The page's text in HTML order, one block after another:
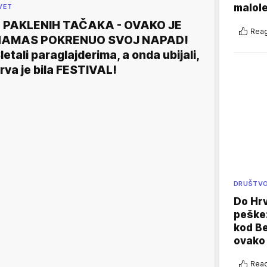
PAKLENIH TAČAKA - OVAKO JE
POKRENUO SVOJ NAPAD!
paraglajderima, a onda ubijali,
je bila FESTIVAL!
DRUŠTVO
Do
kod